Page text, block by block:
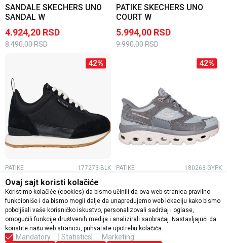
SANDALE SKECHERS UNO
SANDAL W
4.924,20 RSD
8.490,00RSD
PATIKE SKECHERS UNO
COURT W
5.994,00 RSD
9.990,00RSD
42%
PATIKE 177273-BLK
PATIKE SKECHERS ZILLA W
4.924,20 RSD
8.490,00 RSD
42%
PATIKE 180268-GYPK
STEP SOLE W
6.954,20 RSD
11.990,00RSD
46%
Ovaj sajt koristi kolačiće
Koristimo kolačiće (cookies) da bismo učinili da ova web stranica pravilno
funkcioniše i da bismo mogli dalje da unapređujemo web lokaciju kako bismo
poboljšali vaše korisničko iskustvo, personalizovali sadržaj i oglase,
omogućili funkcije društvenih medija i analizirali saobraćaj. Nastavljajući da
koristite našu web stranicu, prihvatate upotrebu kolačića.
Mandatory Statistics Marketing